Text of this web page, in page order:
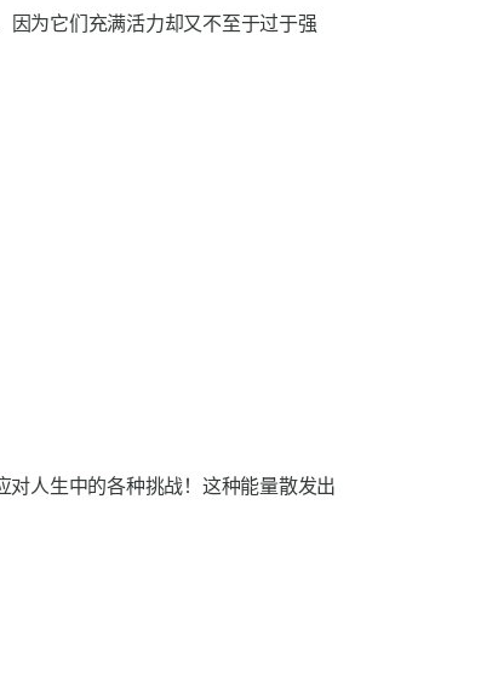
为它们充满活力却又不至于过于强
人生中的各种挑战！这种能量散发出